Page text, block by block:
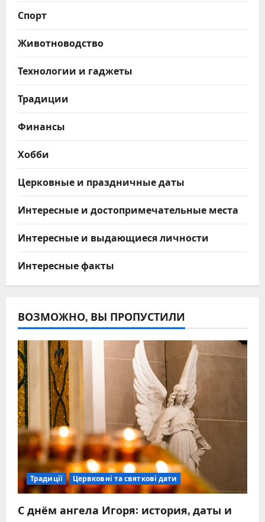
Спорт
Животноводство
Технологии и гаджеты
Традиции
Финансы
Хобби
Церковные и праздничные даты
Интересные и достопримечательные места
Интересные и выдающиеся личности
Интересные факты
ВОЗМОЖНО, ВЫ ПРОПУСТИЛИ
Традиції Цервковні та святкові дати
С днём ангела Игоря: история, даты и